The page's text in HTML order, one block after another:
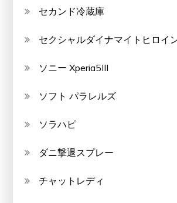
セカンド冷蔵庫
セクシャルダイナマイトヒロイ
ソニー Xperia5III
ソフト パラレルズ
ソラハピ
ダニ撃退スプレー
チャットレディ